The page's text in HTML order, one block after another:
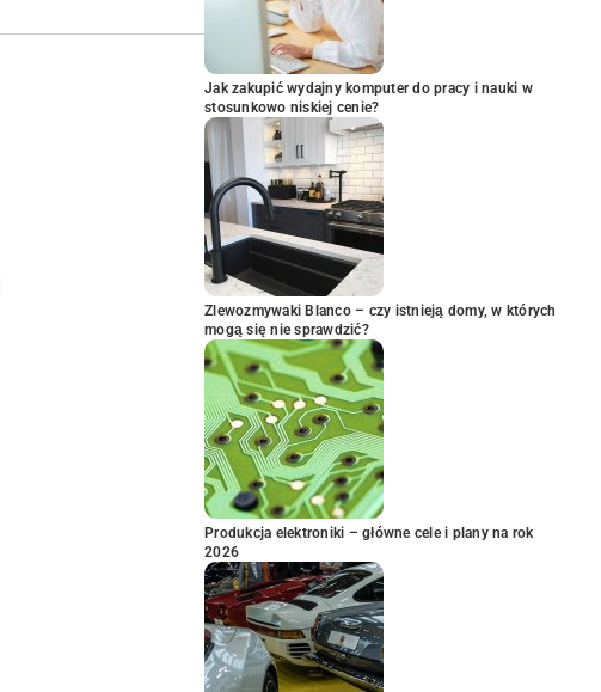
Jak zakupić wydajny komputer do pracy i nauki w
stosunkowo niskiej cenie?
Zlewozmywaki Blanco – czy istnieją domy, w których
mogą się nie sprawdzić?
Produkcja elektroniki – główne cele i plany na rok
2026